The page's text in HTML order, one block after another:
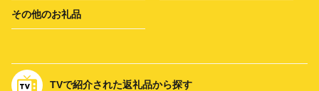
その他のお礼品
TVで紹介された返礼品から探す